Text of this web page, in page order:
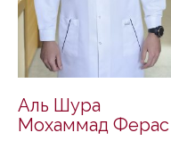
Аль Шура
Мохаммад Ферас